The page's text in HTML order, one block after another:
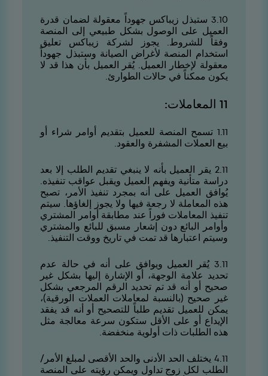
01.3 ستبذل زيباكس جهوداً معقولة لضمان قدرة
العميل على الوصول بشكل طبيعي إلى المنصة
وفقاً للشروط. يجوز لشركة زيباكس تعليق
استخدام المنصة لأغراض الصيانة وستبذل جهوداً
معقولة لإخطار العميل. يُقر العميل بأن هذا قد لا
يكون ممكناً في حالات الطوارئ.
11 المعاملات:
11.1 تسمح المنصة للعميل بتقديم أوامر شراء أو
بيع العملات المشفرة والعقود.
11.2 يقر العميل بأنه لا ينبغي تقديم الطلب إلا بعد
دراسة متأنية ويفهم العميل ويقبل عواقب تنفيذه.
يُوافق العميل على أنه بمجرد تنفيذ الأمر، تصبح
هذه المعاملة لا رجعة فيها ولا يجوز إلغاؤها. سيتم
تنفيذ المعاملات فوراً عند مطابقة أوامر المشتري
وأوامر البائع دون إشعار مسبق للبائع والمشتري
وسيتم اعتبارها قد تمت في تاريخ ووقت التنفيذ.
11.3 يُقر العميل ويوافق على أنه في حالة عدم
تحديد علامة الوجهة، أو الإشارة إليها بشكل غير
صحيح أو أنه قد تم تحديد الرقم المرجعي بشكل
غير صحيح (بالنسبة لمعاملات العملات الورقية)،
يمكن للعميل تقديم طلباً للتصحيح أو أنه قد يفقد
الإيداع أو على الأقل ستكون سرعة معالجة مثل
هذه الطلبات ذات أولوية منخفضة.
11.4 يختلف الحد الأدنى والحد الأقصى لمبلغ الأمر/
الطلب لكل زوج تداول ويمكن رؤيته على المنصة